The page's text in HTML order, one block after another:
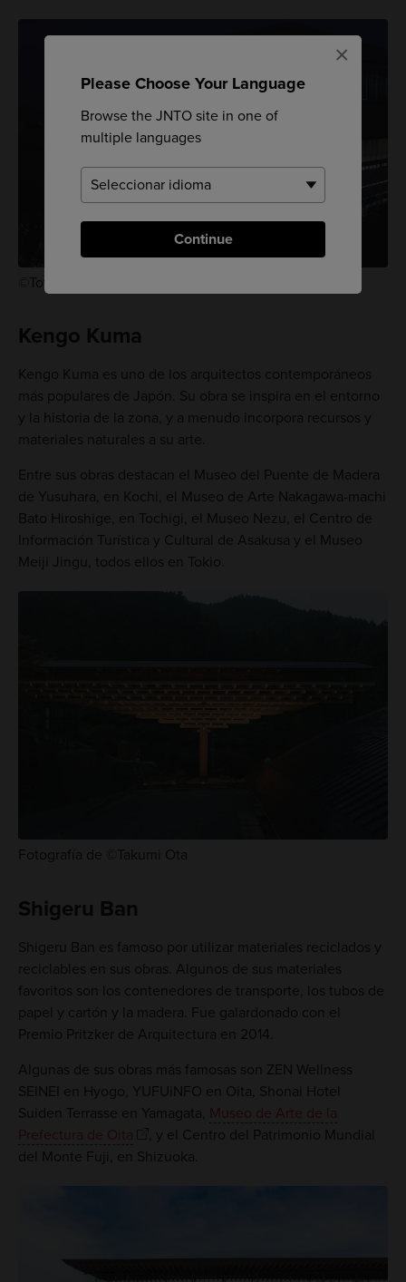
Please Choose Your Language
Browse the JNTO site in one of
multiple languages
Continue
×
©Toyo Ito & Associates, Architects
Kengo Kuma
Kengo Kuma es uno de los arquitectos contemporáneos
más populares de Japón. Su obra se inspira en el entorno
y la historia de la zona, y a menudo incorpora recursos y
materiales naturales a su arte.
Entre sus obras destacan el Museo del Puente de Madera
de Yusuhara, en Kochi, el Museo de Arte Nakagawa-machi
Bato Hiroshige, en Tochigi, el Museo Nezu, el Centro de
Información Turística y Cultural de Asakusa y el Museo
Meiji Jingu, todos ellos en Tokio.
Fotografía de ©Takumi Ota
Shigeru Ban
Shigeru Ban es famoso por utilizar materiales reciclados y
reciclables en sus obras. Algunos de sus materiales
favoritos son los contenedores de transporte, los tubos de
papel y cartón y la madera. Fue galardonado con el
Premio Pritzker de Arquitectura en 2014.
Algunas de sus obras más famosas son ZEN Wellness
SEINEI en Hyogo, YUFUiNFO en Oita, Shonai Hotel
Suiden Terrasse en Yamagata, Museo de Arte de la
Prefectura de Oita
, y el Centro del Patrimonio Mundial
del Monte Fuji, en Shizuoka.